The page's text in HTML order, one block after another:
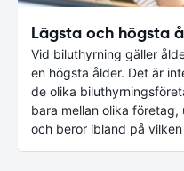
Lägsta och högsta
Vid biluthyrning gäller
en högsta ålder. Det är
de olika
bara mellan olika företag,
och beror ibland på